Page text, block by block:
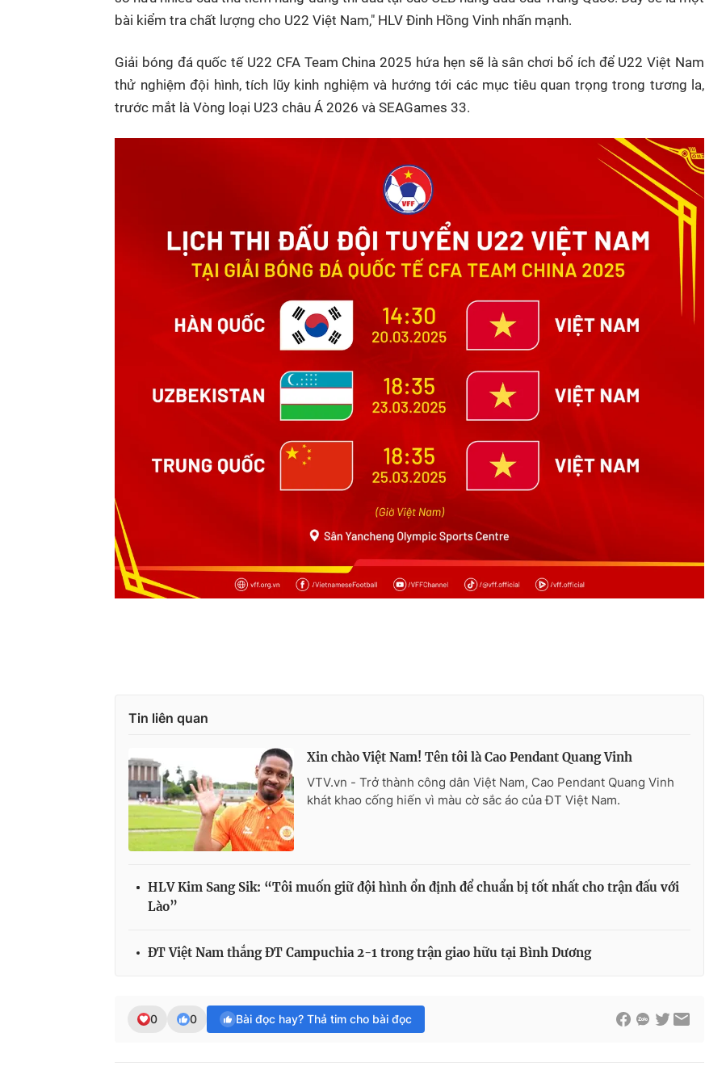
bài kiểm tra chất lượng cho U22 Việt Nam," HLV Đinh Hồng Vinh nhấn mạnh.
Giải bóng đá quốc tế U22 CFA Team China 2025 hứa hẹn sẽ là sân chơi bổ ích để U22 Việt Nam
thử nghiệm đội hình, tích lũy kinh nghiệm và hướng tới các mục tiêu quan trọng trong tương la,
trước mắt là Vòng loại U23 châu Á 2026 và SEAGames 33.
Tin liên quan
Xin chào Việt Nam! Tên tôi là Cao Pendant Quang Vinh
VTV.vn - Trở thành công dân Việt Nam, Cao Pendant Quang Vinh
khát khao cống hiến vì màu cờ sắc áo của ĐT Việt Nam.
HLV Kim Sang Sik: “Tôi muốn giữ đội hình ổn định để chuẩn bị tốt nhất cho trận đấu với
Lào”
ĐT Việt Nam thắng ĐT Campuchia 2-1 trong trận giao hữu tại Bình Dương
0 0 Bài đọc hay? Thả tim cho bài đọc